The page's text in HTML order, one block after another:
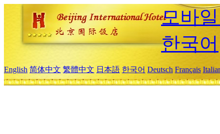
모바
한국어
English 简体中文 繁體中文 日本語 한국어 Deutsch Français